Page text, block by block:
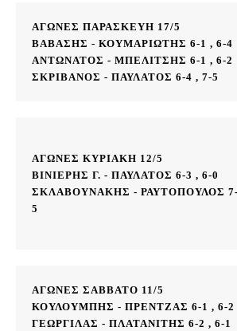
ΑΓΩΝΕΣ ΠΑΡΑΣΚΕΥΗ 17/5
ΒΑΒΑΣΗΣ - ΚΟΥΜΑΡΙΩΤΗΣ 6-1 , 6-4
ΑΝΤΩΝΑΤΟΣ - ΜΠΕΛΙΤΣΗΣ 6-1 , 6-2
ΣΚΡΙΒΑΝΟΣ - ΠΑΥΛΑΤΟΣ 6-4 , 7-5
ΑΓΩΝΕΣ ΚΥΡΙΑΚΗ 12/5
ΒΙΝΙΕΡΗΣ Γ. - ΠΑΥΛΑΤΟΣ 6-3 , 6-0
ΣΚΛΑΒΟΥΝΑΚΗΣ - ΡΑΥΤΟΠΟΥΛΟΣ 7-
5
ΑΓΩΝΕΣ ΣΑΒΒΑΤΟ 11/5
ΚΟΥΛΟΥΜΠΗΣ - ΠΡΕΝΤΖΑΣ 6-1 , 6-2
ΓΕΩΡΓΙΛΑΣ - ΠΛΑΤΑΝΙΤΗΣ 6-2 , 6-1